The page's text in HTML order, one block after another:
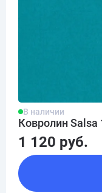
В наличии
Ковролин Salsa
1 120 руб.